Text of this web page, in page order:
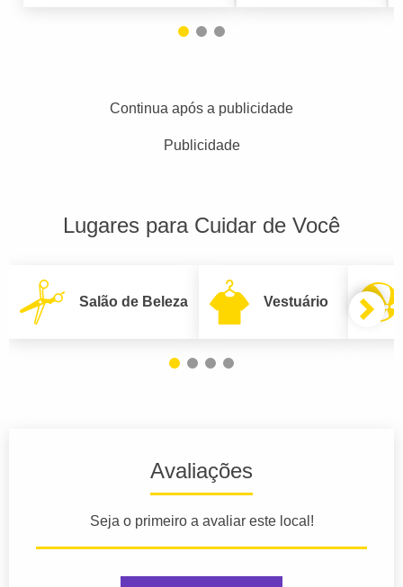
Continua após a publicidade
Publicidade
Lugares para Cuidar de Você
Salão de Beleza Vestuário
Avaliações
Seja o primeiro a avaliar este local!